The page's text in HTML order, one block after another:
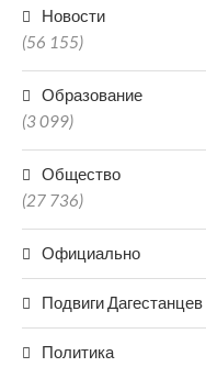
Новости
(56 155)
Образование
(3 099)
Общество
(27 736)
Официально
Подвиги Дагестанцев
Политика